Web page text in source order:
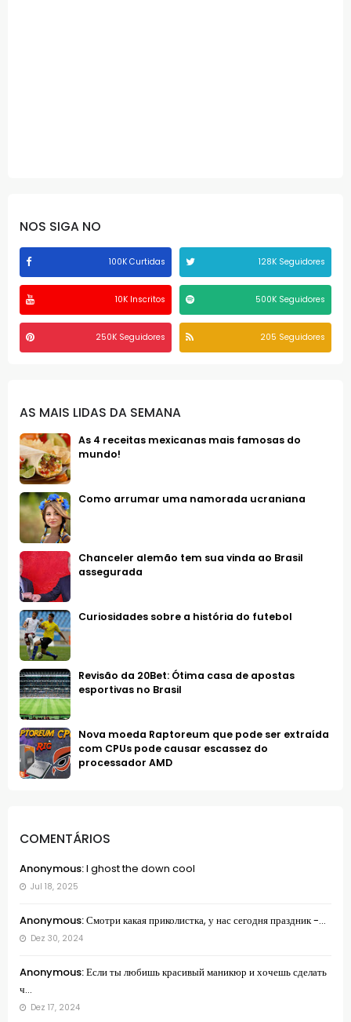
COMENTÁRIOS
Anonymous:I ghost the down cool
Jul 18, 2025
Anonymous:Смотри какая приколистка, у нас сегодня праздник -...
Dez 30, 2024
Anonymous:Если ты любишь красивый маникюр и хочешь сделать
ч...
Dez 17, 2024
NOS SIGA NO
100K Curtidas 128K Seguidores
10K Inscritos 500K Seguidores
250K Seguidores 205 Seguidores
AS MAIS LIDAS DA SEMANA
As 4 receitas mexicanas mais famosas do
mundo!
Como arrumar uma namorada ucraniana
Chanceler alemão tem sua vinda ao Brasil
assegurada
Curiosidades sobre a história do futebol
Revisão da 20Bet: Ótima casa de apostas
esportivas no Brasil
Nova moeda Raptoreum que pode ser extraída
com CPUs pode causar escassez do
processador AMD